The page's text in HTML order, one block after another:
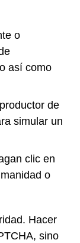
o
así como
de
simular un
clic en
o
Hacer
sino